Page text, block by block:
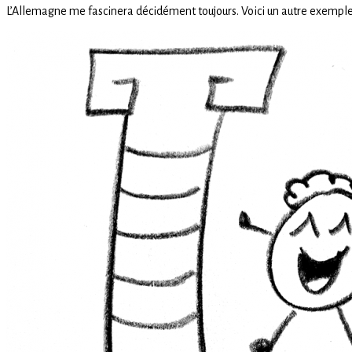
philosophie
Friedrich
Nietzsche
L’Allemagne me fascinera décidément toujours. Voici un autre